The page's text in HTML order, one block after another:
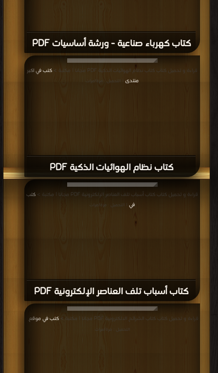
كتاب كهرباء صناعية - ورشة أساسيات PDF
كتاب نظام الهوائيات الذكية PDF
قراءة و تحميل كتاب كتاب نظام الهوائيات الذكية PDF مجانا | مكتبة >
كتب في اكبر
منتدى
| التحميل : مرة/مرات
كتاب أسباب تلف العناصر الإلكترونية PDF
قراءة و تحميل كتاب كتاب أسباب تلف العناصر الإلكترونية PDF مجانا | مكتبة >
كتب
في
| التحميل : مرة/مرات
قراءة و تحميل كتاب كتاب الشرائح الالكترونية PDF مجانا | مكتبة > كتب في موقع
التحميل : مرة/مرات